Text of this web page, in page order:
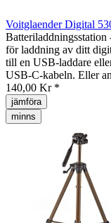
Voitglaender Digital
för laddning av ditt
till en USB-laddare
USB-C-kabeln. Eller
140,00 Kr *
jämföra
minns